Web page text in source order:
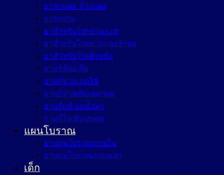
ยาทาแผล ล้างแผล
ยาระบาย
ยาสำหรับโรคตาและหู
ยาสำหรับโรคปากและลำคอ
ยาสำหรับโรคผิวหนัง
ยาแก้ท้องเสีย
ยาแก้ปวด ลดไข้
ยาแก้ปวดท้องลดกรด
ยาแก้แพ้ ลดน้ำมูก
ยาแก้ไอ ขับเสมหะ
แผนโบราณ
ยาแผนโบราณภายใน
ยาแผนโบราณภายนอก
เด็ก